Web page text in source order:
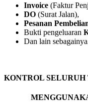
Invoice (Faktur
DO (Surat Jalan),
Pesanan
Bukti pengeluaran
Dan lain
KONTROL